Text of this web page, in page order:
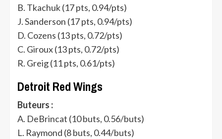
B. Tkachuk (17 pts, 0.94/pts)
J. Sanderson (17 pts, 0.94/pts)
D. Cozens (13 pts, 0.72/pts)
C. Giroux (13 pts, 0.72/pts)
R. Greig (11 pts, 0.61/pts)
Detroit Red Wings
Buteurs :
A. DeBrincat (10 buts, 0.56/buts)
L. Raymond (8 buts, 0.44/buts)